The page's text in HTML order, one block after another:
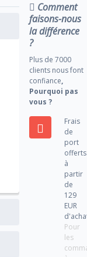
Comment
faisons-nous
la différence
?
Plus de 7000
clients nous font
confiance,
Pourquoi pas
vous ?
Frais
de
port
offerts
à
partir
de
129
EUR
Pour
les